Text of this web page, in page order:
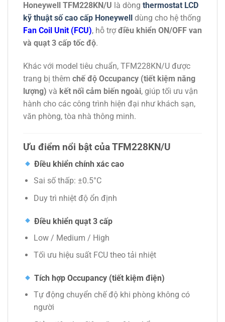
Honeywell TFM228KN/U là dòng thermostat LCD
kỹ thuật số cao cấp Honeywell dùng cho hệ thống
Fan Coil Unit (FCU), hỗ trợđiều khiển ON/OFF van
và quạt 3 cấp tốc độ.
Khác với model tiêu chuẩn, TFM228KN/U được
trang bị thêm chế độ Occupancy (tiết kiệm năng
lượng) và kết nối cảm biến ngoài, giúp tối ưu vận
hành cho các công trình hiện đại như khách sạn,
văn phòng, tòa nhà thông minh.
Ưu điểm nổi bật của TFM228KN/U
Điều khiển chính xác cao
Sai số thấp: ±0.5°C
Duy trì nhiệt độ ổn định
Điều khiển quạt 3 cấp
Low / Medium / High
Tối ưu hiệu suất FCU theo tải nhiệt
Tích hợp Occupancy (tiết kiệm điện)
Tự động chuyển chế độ khi phòng không có
người